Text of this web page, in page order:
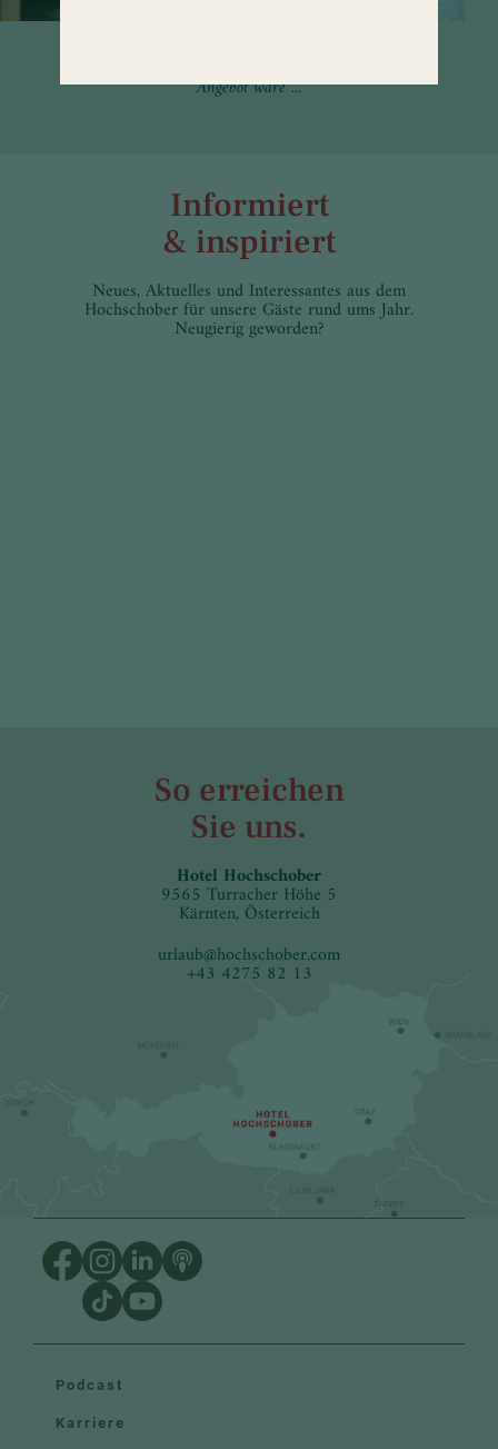
Angebot wäre ...
Informiert
& inspiriert
Neues, Aktuelles und Interessantes aus dem
Hochschober für unsere Gäste rund ums Jahr.
Neugierig geworden?
So erreichen
Sie uns.
Hotel Hochschober
9565 Turracher Höhe 5
Kärnten, Österreich
urlaub@hochschober.com
+43 4275 82 13
Podcast
Karriere